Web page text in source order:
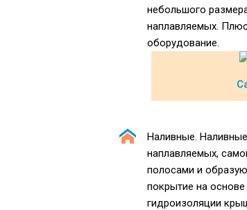
небольшого
наплавляемых.
оборудование.
Наливные.
наплавляемых,
полосами и
покрытие на основе
гидроизоляции